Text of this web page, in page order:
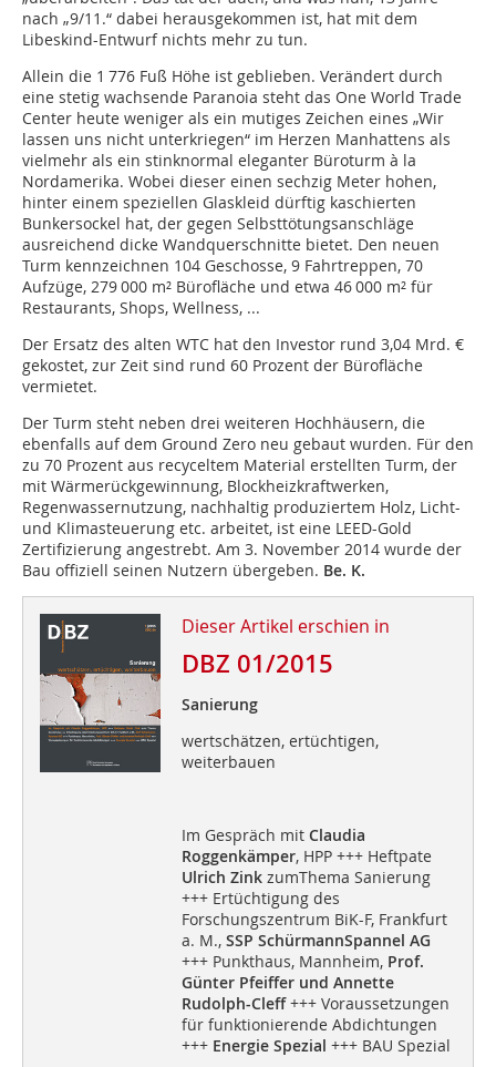
nach „9/11.“ dabei herausgekommen ist, hat mit dem
Libeskind-Entwurf nichts mehr zu tun.
Allein die 1 776 Fuß Höhe ist geblieben. Verändert durch
eine stetig wachsende Paranoia steht das One World Trade
Center heute weniger als ein mutiges Zeichen eines „Wir
lassen uns nicht unterkriegen“ im Herzen Manhattens als
vielmehr als ein stinknormal eleganter Büroturm à la
Nordamerika. Wobei dieser einen sechzig Meter hohen,
hinter einem speziellen Glaskleid dürftig kaschierten
Bunkersockel hat, der gegen Selbsttötungsanschläge
ausreichend dicke Wandquerschnitte bietet. Den neuen
Turm kennzeichnen 104 Geschosse, 9 Fahrtreppen, 70
Aufzüge, 279 000 m² Bürofläche und etwa 46 000 m² für
Restaurants, Shops, Wellness, ...
Der Ersatz des alten WTC hat den Investor rund 3,04 Mrd. €
gekostet, zur Zeit sind rund 60 Prozent der Bürofläche
vermietet.
Der Turm steht neben drei weiteren Hochhäusern, die
ebenfalls auf dem Ground Zero neu gebaut wurden. Für den
zu 70 Prozent aus recyceltem Material erstellten Turm, der
mit Wärmerückgewinnung, Blockheizkraftwerken,
Regenwassernutzung, nachhaltig produziertem Holz, Licht-
und Klimasteuerung etc. arbeitet, ist eine LEED-Gold
Zertifizierung angestrebt. Am 3. November 2014 wurde der
Bau offiziell seinen Nutzern übergeben. Be. K.
Dieser Artikel erschien in
DBZ 01/2015
Sanierung
wertschätzen, ertüchtigen,
weiterbauen
Im Gespräch mit Claudia
Roggenkämper, HPP +++ Heftpate
Ulrich ZinkzumThema Sanierung
+++ Ertüchtigung des
Forschungszentrum BiK-F, Frankfurt
a. M., SSP SchürmannSpannel AG
+++ Punkthaus, Mannheim, Prof.
Günter Pfeiffer und Annette
Rudolph-Cleff+++ Voraussetzungen
für funktionierende Abdichtungen
+++ Energie Spezial +++ BAU Spezial